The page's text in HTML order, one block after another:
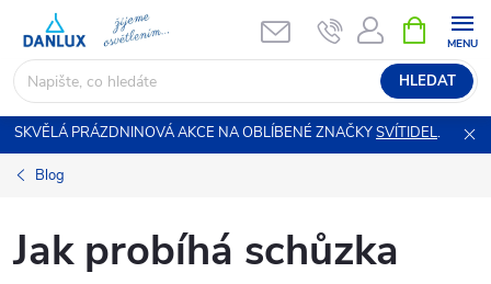
obsah
HLEDAT
NÁKUPNÍ
KOŠÍK
SKVĚLÁ PRÁZDNINOVÁ AKCE NA OBLÍBENÉ ZNAČKYSVÍTIDEL.
Blog
Jak probíhá schůzka